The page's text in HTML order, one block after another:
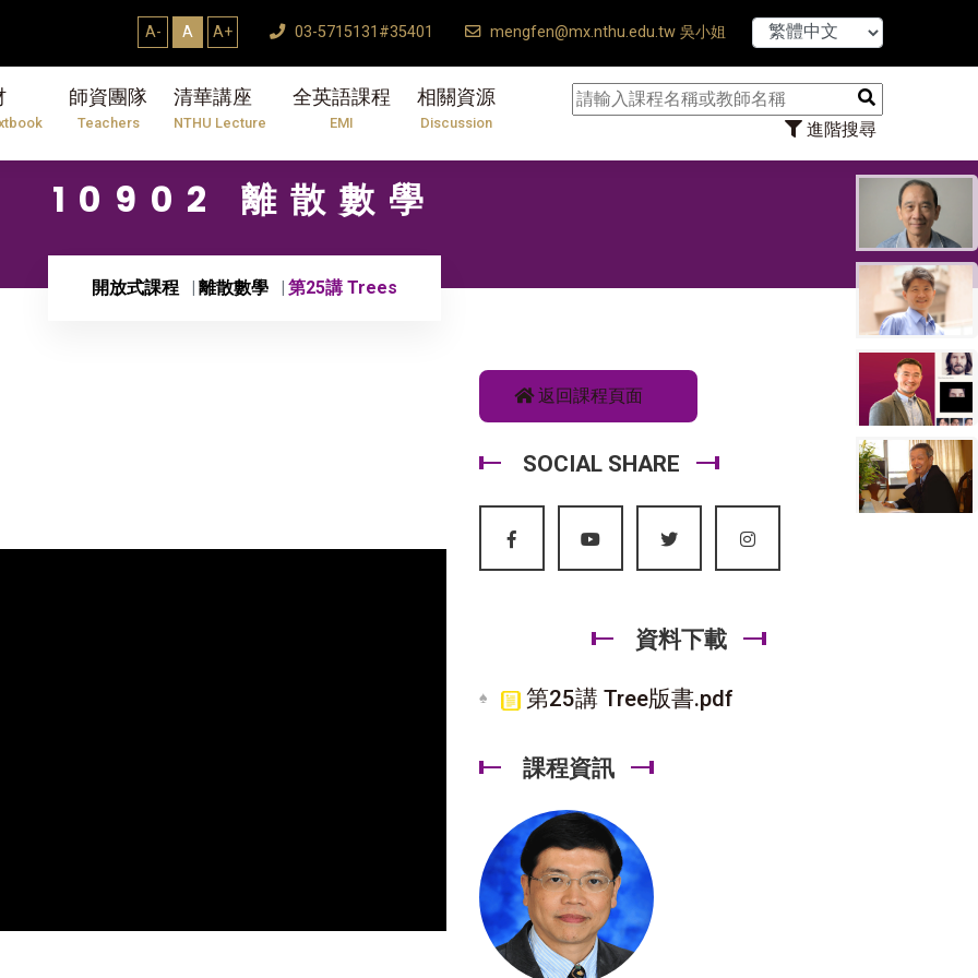
A- A A+ 03-5715131#35401 mengfen@mx.nthu.edu.tw 吳小姐
師資團隊
Teachers
清華講座
NTHU Lecture
全英語課程
EMI
相關資源
Discussion 進階搜尋
【7/31】114學
10902 離散數學
開放式課程 離散數學 第25講 Trees
返回課程頁面
SOCIAL SHARE
資料下載
第25講 Tree版書.pdf
課程資訊